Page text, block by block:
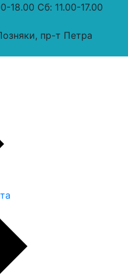
18.00 Сб: 11.00-17.00
пр-т Петра